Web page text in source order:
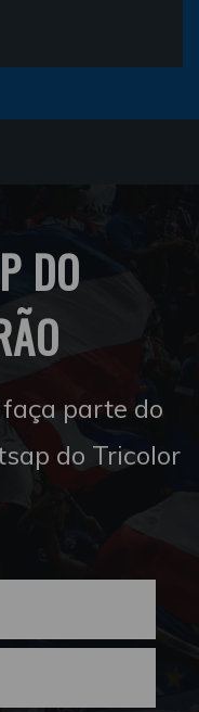
DO
parte do
do Tricolor